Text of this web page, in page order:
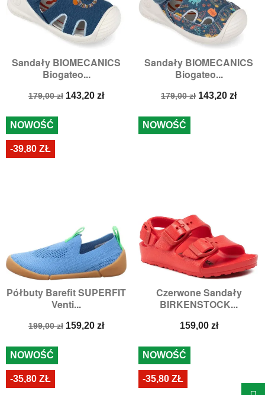
Sandały BIOMECANICS
Biogateo...
Cena
179,00 zł Cena
143,20 zł
Sandały BIOMECANICS
Biogateo...
Cena
179,00 zł Cena
143,20 zł
Półbuty Barefit SUPERFIT
Venti...
Cena
199,00 zł Cena
159,20 zł
NOWOŚĆ
-39,80 ZŁ
Czerwone Sandały
BIRKENSTOCK...
Cena
159,00 zł
NOWOŚĆ
NOWOŚĆ
-35,80 ZŁ
NOWOŚĆ
-35,80 ZŁ